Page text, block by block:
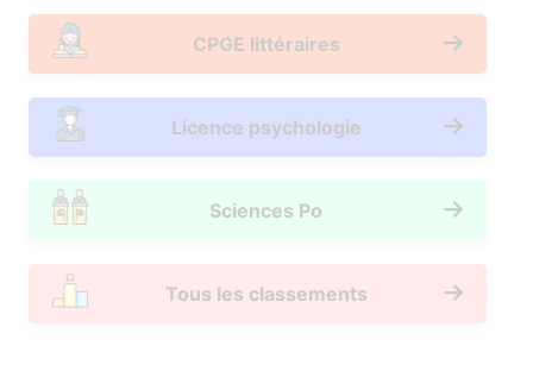
CPGE littéraires
Licence psychologie
Sciences Po
Tous les classements